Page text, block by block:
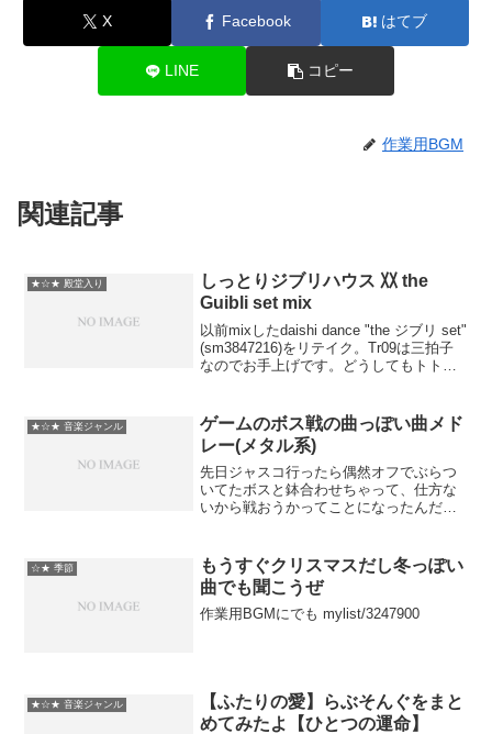
X Facebook はてブ
LINE コピー
作業用BGM
関連記事
★☆★ 殿堂入り
しっとりジブリハウス 〷 the
Guibli set mix
以前mixしたdaishi dance "the ジブリ set"
(sm3847216)をリテイク。Tr09は三拍子
なのでお手上げです。どうしてもトトロ
うぞ。Ｐ．Ｓ．歌...
★☆★ 音楽ジャンル
ゲームのボス戦の曲っぽい曲メド
レー(メタル系)
先日ジャスコ行ったら偶然オフでぶらつ
いてたボスと鉢合わせちゃって、仕方な
いから戦おうかってことになったんだけ
帰っちゃって。そんな苦い経験から生ま
れたテンション上昇系B...
☆★ 季節
もうすぐクリスマスだし冬っぽい
曲でも聞こうぜ
作業用BGMにでも mylist/3247900
★☆★ 音楽ジャンル
【ふたりの愛】らぶそんぐをまと
めてみたよ【ひとつの運命】